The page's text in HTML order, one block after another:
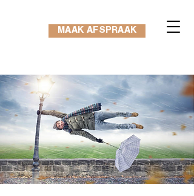
MAAK AFSPRAAK